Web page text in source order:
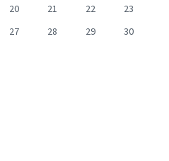
20 21 22
23
27 28 29
30